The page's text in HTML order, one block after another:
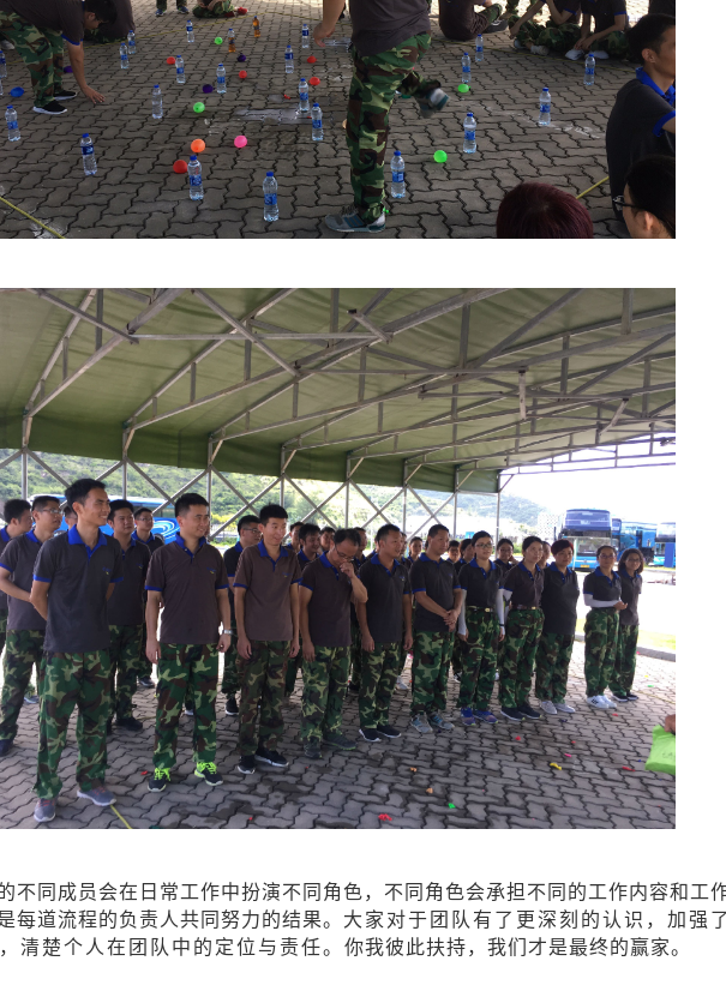
不同成员会在日常工作中扮演不同角色，不同角色会承担不同的工作内容和工
每道流程的负责人共同努力的结果。 大家对于团队有了更深刻的认识，加强
清楚个人在团队中的定位与责任。 你我彼此扶持，我们才是最终的赢家。